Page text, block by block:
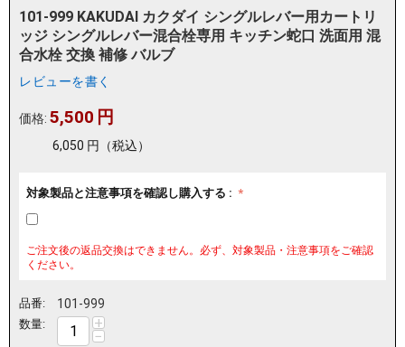
101-999 KAKUDAI カクダイ シングルレバー用カートリ
ッジ シングルレバー混合栓専用 キッチン蛇口 洗面用 混
合水栓 交換 補修 バルブ
レビューを書く
価格: 5,500 円
6,050 円 （税込）
対象製品と注意事項を確認し購入する :
ご注文後の返品交換はできません。必ず、対象製品・注意事項をご確認
ください。
品番: 101-999
数量: +
−